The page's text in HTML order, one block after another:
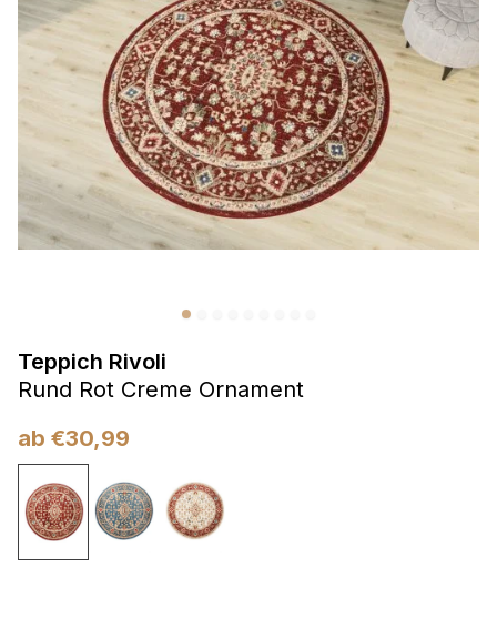
Teppich Rivoli
Rund Rot Creme Ornament
ab €30,99
Präferenzen
Präferenz-Cookies ermöglichen es einer Website,
Informationen zu speichern, die die Art und Weise ändern,
wie die Website aussieht oder funktioniert, wie zum Beispiel
Ihre bevorzugte Sprache oder die Region, in der Sie sich
Statistik
Marketing
Websites hinweg zu verfolgen. Das Ziel ist es, Anzeigen
anzuzeigen, die für den einzelnen Benutzer relevant und
Werbetreibende Dritter sind.
Nicht kategorisiert.